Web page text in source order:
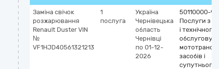
Заміна свічок
розжарювання
Renault Duster VIN
№
VF1HJD40561321213
1
послуга
Україна
Чернівецька
область
Чернівці
по 01-12-
2026
50110000-9
Послуги з
і технічного
засобів і
супутнього